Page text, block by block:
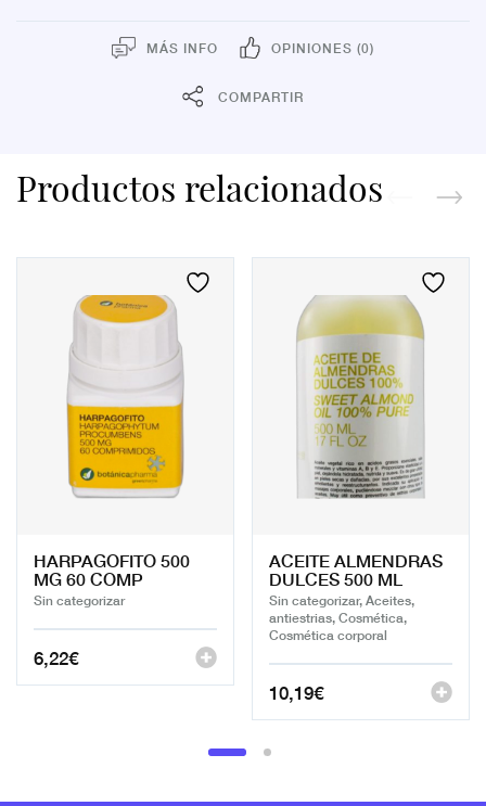
MÁS INFO OPINIONES (0)
COMPARTIR
Productos relacionados
HARPAGOFITO 500
MG 60 COMP
Sin categorizar
6,22€
ACEITE ALMENDRAS
DULCES 500 ML
Sin categorizar, Aceites,
antiestrias, Cosmética,
Cosmética corporal
10,19€